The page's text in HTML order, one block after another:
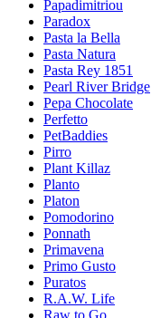
Papadimitriou
Paradox
Pasta la Bella
Pasta Natura
Pasta Rey 1851
Pearl River Bridge
Pepa Chocolate
Perfetto
PetBaddies
Pirro
Plant Killaz
Planto
Platon
Pomodorino
Ponnath
Primavena
Primo Gusto
Puratos
R.A.W. Life